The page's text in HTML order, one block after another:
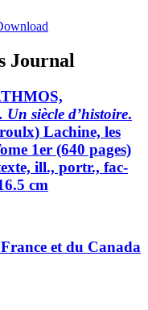
Journal
Un siècle d’histoire.
Lachine, les
1er (640 pages)
ill., portr., fac-
cm
et du Canada